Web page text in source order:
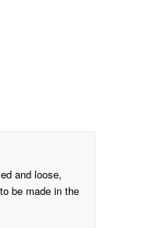
and loose,
be made in the